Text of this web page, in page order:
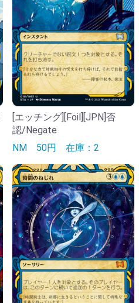
[エッチング][Foil][JPN]否
認/Negate
NM 50円 在庫：2